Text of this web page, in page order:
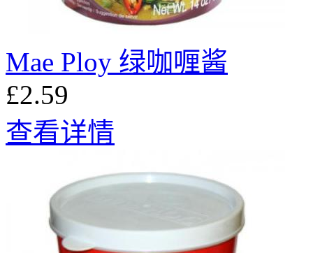
Mae Ploy 绿咖喱酱
£2.59
查看详情